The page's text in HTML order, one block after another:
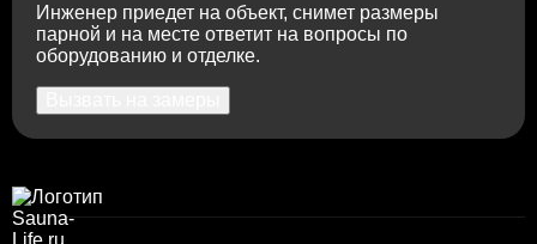
Инженер приедет на объект, снимет размеры
парной и на месте ответит на вопросы по
оборудованию и отделке.